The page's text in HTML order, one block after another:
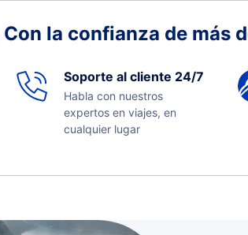
Con la confianza de más
Soporte al cliente 24/7
Habla con nuestros
expertos en viajes, en
cualquier lugar